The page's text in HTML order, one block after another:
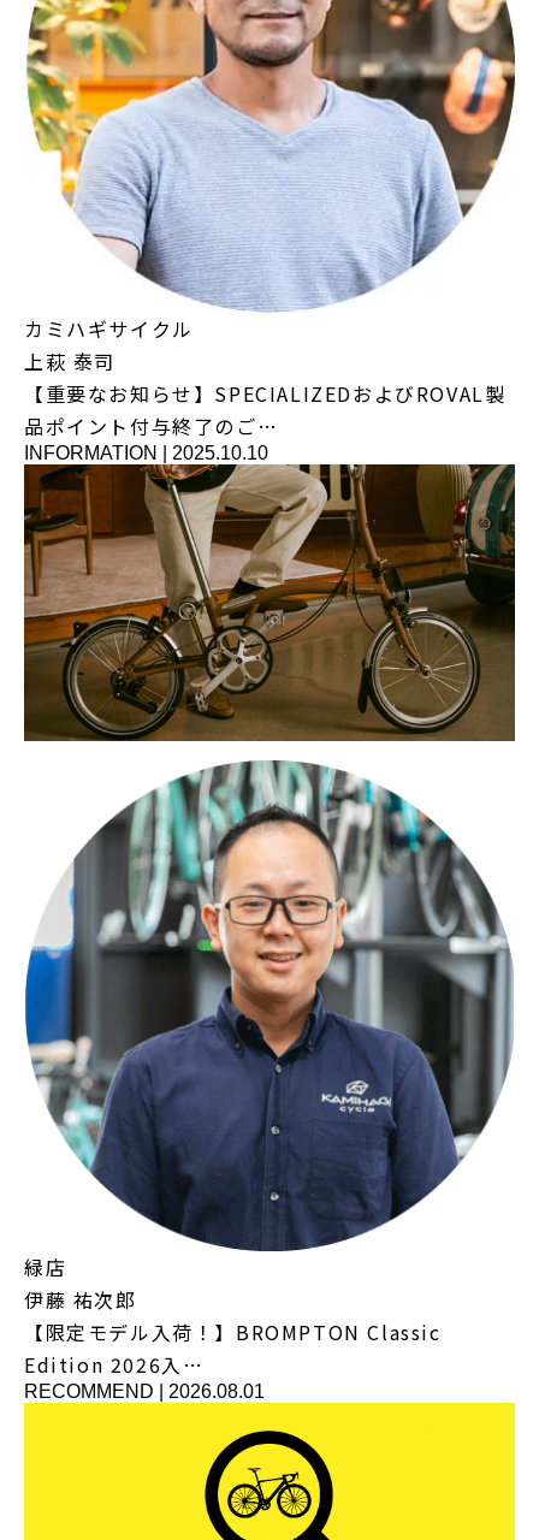
カミハギサイクル
上萩 泰司
【重要なお知らせ】SPECIALIZEDおよびROVAL製
品ポイント付与終了のご…
INFORMATION 2025.10.10
緑店
伊藤 祐次郎
【限定モデル入荷！】BROMPTON Classic
Edition 2026入…
RECOMMEND 2026.08.01